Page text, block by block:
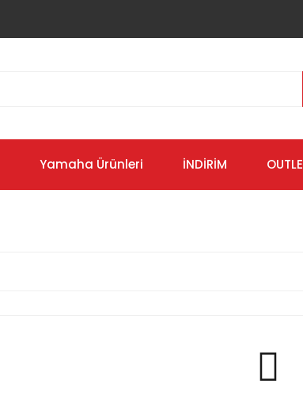
Yamaha Ürünleri İNDİRİM